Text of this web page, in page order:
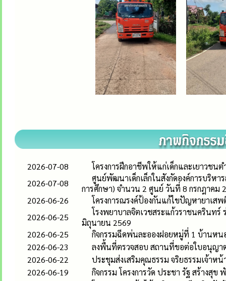
2026-07-08
โครงการฝึกอาชีพให้แก่เด็กและเยาวช
2026-07-08
ศูนย์พัฒนาเด็กเล็กในสังกัดองค์การบริห
การศึกษา) จำนวน 2 ศูนย์ วันที่ 8 กรกฎาคม
2026-06-26
โครงการณรงค์ป้องกันแก้ไขปัญหายาเส
2026-06-25
โรงพยาบาลจิตเวชสระแก้วราชนครินทร์
มิถุนายน 2569
2026-06-25
กิจกรรมฉีดพ่นละอองฝอยหมู่ที่ 1 บ้านหน
2026-06-23
ลงพื้นที่ตรวจสอบ สถานที่ขอต่อใบอนุญ
2026-06-22
ประชุมส่งเสริมคุณธรรม จริยธรรมเจ้าห
2026-06-19
กิจกรรม โครงการวัด ประชา รัฐ สร้าง